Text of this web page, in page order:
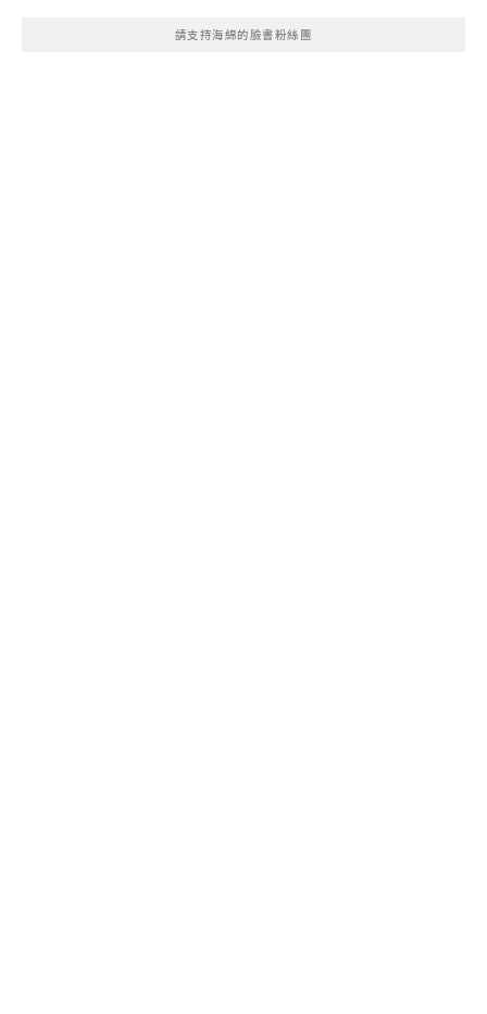
請支持海綿的臉書粉絲團